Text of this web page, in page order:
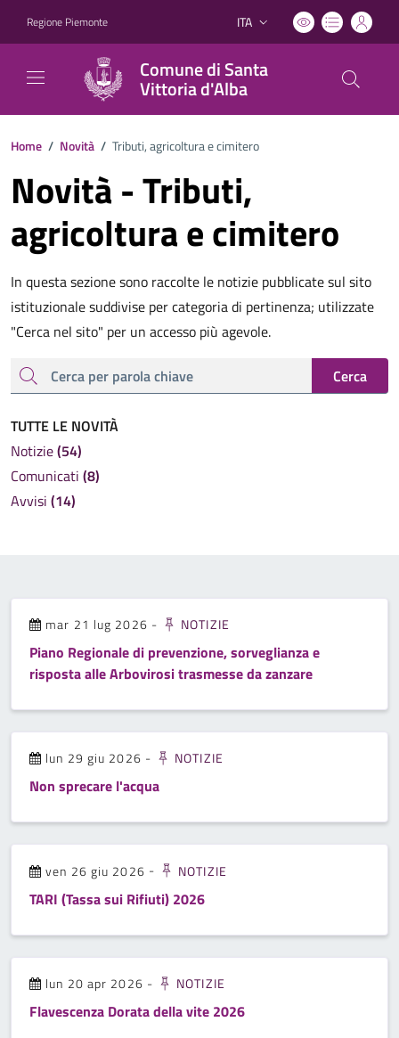
Regione Piemonte Lingua attiva:
ITA
Comune di Santa
Vittoria d'Alba
Home / Novità / Tributi, agricoltura e cimitero
Novità - Tributi,
agricoltura e cimitero
In questa sezione sono raccolte le notizie pubblicate sul sito
istituzionale suddivise per categoria di pertinenza; utilizzate
"Cerca nel sito" per un accesso più agevole.
cerca
Cerca
TUTTE LE NOVITÀ
Notizie(54)
Comunicati (8)
Avvisi (14)
mar 21 lug 2026 - NOTIZIE
Piano Regionale di prevenzione, sorveglianza e
risposta alle Arbovirosi trasmesse da zanzare
lun 29 giu 2026 - NOTIZIE
Non sprecare l'acqua
ven 26 giu 2026 - NOTIZIE
TARI (Tassa sui Rifiuti) 2026
lun 20 apr 2026 - NOTIZIE
Flavescenza Dorata della vite 2026